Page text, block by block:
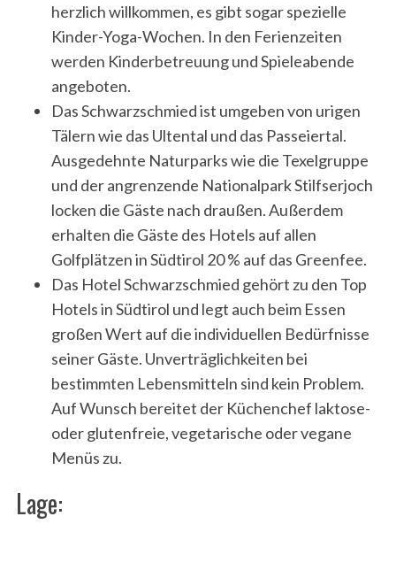
herzlich willkommen, es gibt sogar spezielle
Kinder-Yoga-Wochen. In den Ferienzeiten
werden Kinderbetreuung und Spieleabende
angeboten.
Das Schwarzschmied ist umgeben von urigen
Tälern wie das Ultental und das Passeiertal.
Ausgedehnte Naturparks wie die Texelgruppe
und der angrenzende Nationalpark Stilfserjoch
locken die Gäste nach draußen. Außerdem
erhalten die Gäste des Hotels auf allen
Golfplätzen in Südtirol 20 % auf das Greenfee.
Das Hotel Schwarzschmied gehört zu den Top
Hotels in Südtirol und legt auch beim Essen
großen Wert auf die individuellen Bedürfnisse
seiner Gäste. Unverträglichkeiten bei
bestimmten Lebensmitteln sind kein Problem.
Auf Wunsch bereitet der Küchenchef laktose-
oder glutenfreie, vegetarische oder vegane
Menüs zu.
Lage:
S
a
r
c
h
o
r
: